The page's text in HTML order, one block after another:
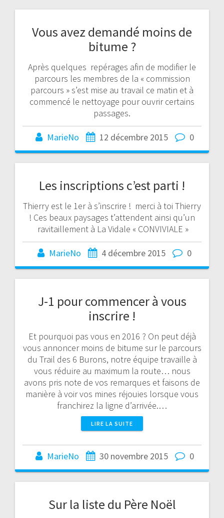
Vous avez demandé moins de
bitume ?
Après quelques repérages afin de modifier le
parcours les membres de la « commission
parcours » s’est mise au travail ce matin et à
commencé le nettoyage pour ouvrir certains
passages.
MarieNo 12 décembre 2015 0
Les inscriptions c’est parti !
Thierry est le 1er à s’inscrire ! merci à toi Thierry
! Ces beaux paysages t’attendent ainsi qu’un
ravitaillement à La Vidale « CONVIVIALE »
MarieNo 4 décembre 2015 0
J-1 pour commencer à vous
inscrire !
Et pourquoi pas vous en 2016 ? On peut déjà
vous annoncer moins de bitume sur le parcours
du Trail des 6 Burons, notre équipe travaille à
vous réduire au maximum la route… nous
avons pris note de vos remarques et faisons de
manière à voir vos mines réjouies lorsque vous
franchirez la ligne d’arrivée.…
LIRE LA SUITE
MarieNo 30 novembre 2015 0
Sur la liste du Père Noël